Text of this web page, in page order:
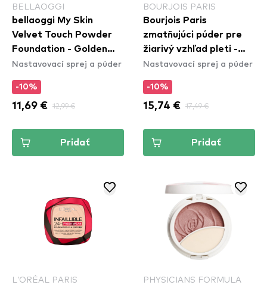
BELLAOGGI
bellaoggi My Skin
Velvet Touch Powder
Foundation - Golden
Beige
Nastavovací sprej a púder
-10%
11,69 € 12,99 €
Pridať
BOURJOIS PARIS
Bourjois Paris
zmatňujúci púder pre
žiarivý vzhľad pleti -
Healthy Mix Clean
Nastavovací sprej a púder
-10%
15,74 € 17,49 €
Pridať
L’ORÉAL PARIS PHYSICIANS FORMULA